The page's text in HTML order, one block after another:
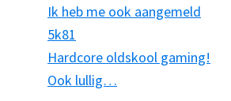
Ik heb me ook aangemeld
5k81
Hardcore oldskool gaming!
Ook lullig…